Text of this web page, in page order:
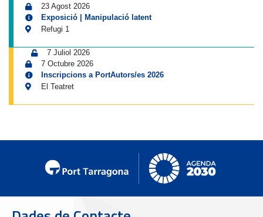
23 Agost 2026
Exposició | Manipulació latent
Refugi 1
7 Juliol 2026
7 Octubre 2026
Inscripcions a PortAutors/es 2026
El Teatret